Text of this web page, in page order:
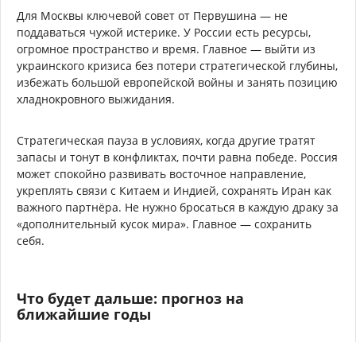
Для Москвы ключевой совет от Первушина — не
поддаваться чужой истерике. У России есть ресурсы,
огромное пространство и время. Главное — выйти из
украинского кризиса без потери стратегической глубины,
избежать большой европейской войны и занять позицию
хладнокровного выжидания.
Стратегическая пауза в условиях, когда другие тратят
запасы и тонут в конфликтах, почти равна победе. Россия
может спокойно развивать восточное направление,
укреплять связи с Китаем и Индией, сохранять Иран как
важного партнёра. Не нужно бросаться в каждую драку за
«дополнительный кусок мира». Главное — сохранить
себя.
Что будет дальше: прогноз на
ближайшие годы